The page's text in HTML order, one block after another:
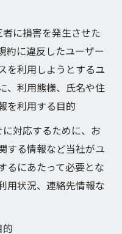
に損害を発生させた
約に違反したユーザー
を利用しようとするユ
、利用態様、氏名や住
を利用する目的
対応するために、お
する情報など当社がユ
るにあたって必要とな
用状況、連絡先情報な